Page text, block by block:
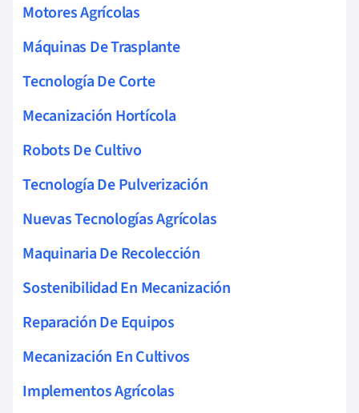
Motores Agrícolas
Máquinas De Trasplante
Tecnología De Corte
Mecanización Hortícola
Robots De Cultivo
Tecnología De Pulverización
Nuevas Tecnologías Agrícolas
Maquinaria De Recolección
Sostenibilidad En Mecanización
Reparación De Equipos
Mecanización En Cultivos
Implementos Agrícolas